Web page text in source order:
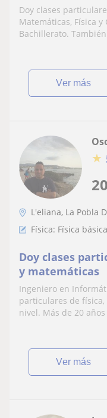
Doy clases
Matemáticas, Física
Bachillerato.
ver más
20
★
L'eliana, La Pobla
Física: Física básica
Doy clases
y matemáticas
Ingeniero en
particulares de
nivel. Más de 20
ver más